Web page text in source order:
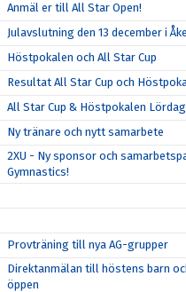
Anmäl er till All Star Open!
Julavslutning den 13 december i
Höstpokalen och All Star Cup
Resultat All Star Cup och
All Star Cup & Höstpokalen
Ny tränare och nytt samarbete
2XU - Ny sponsor och
Gymnastics!
Provträning till nya AG-grupper
Direktanmälan till höstens barn
öppen